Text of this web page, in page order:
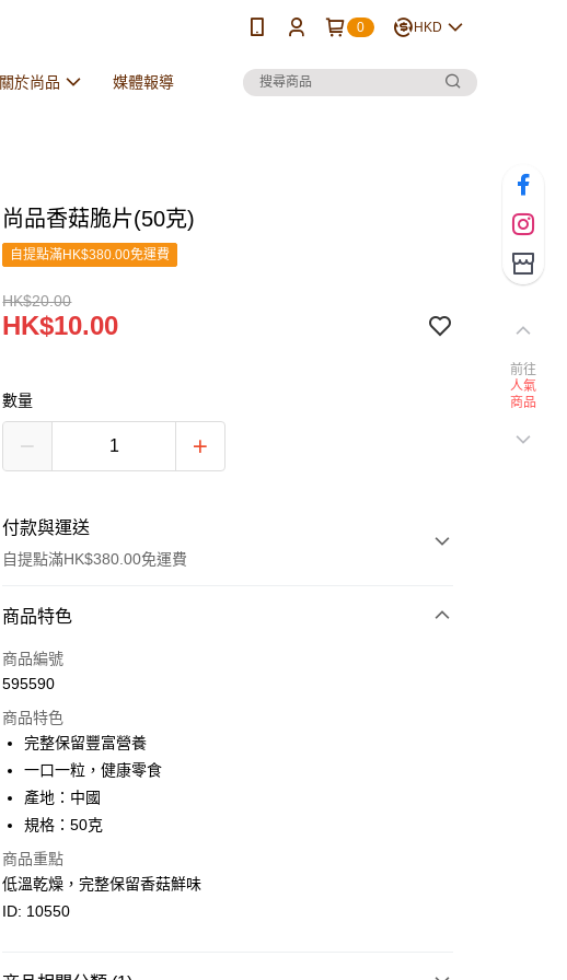
0 HKD
關於尚品 媒體報導
尚品香菇脆片(50克)
自提點滿HK$380.00免運費
HK$20.00
HK$10.00
數量
付款與運送
自提點滿HK$380.00免運費
付款方式
信用卡
Google Pay
AlipayHK
PayMe
WeChat Pay
商品特色
商品編號
595590
商品特色
完整保留豐富營養
一口一粒，健康零食
產地：中國
規格：50克
商品重點
低溫乾燥，完整保留香菇鮮味
ID: 10550
前往
人氣
商品